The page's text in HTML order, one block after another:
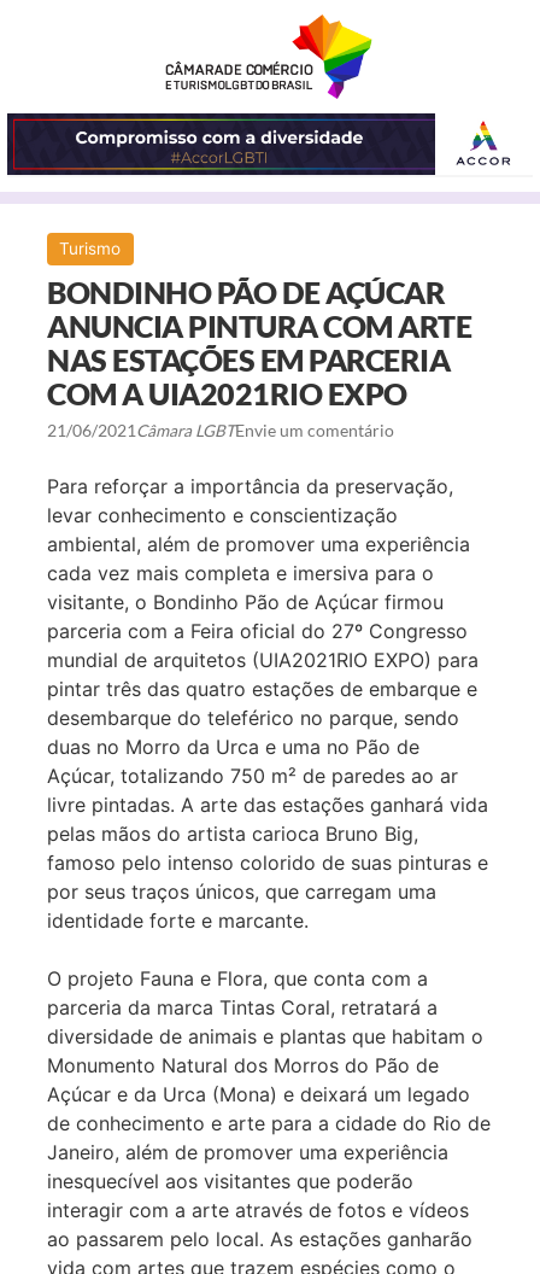
O
MENU
Turismo
BONDINHO PÃO DE AÇÚCAR
ANUNCIA PINTURA COM ARTE
NAS ESTAÇÕES EM PARCERIA
COM A UIA2021RIO EXPO
21/06/2021Câmara LGBTEnvie um comentário
Para reforçar a importância da preservação,
levar conhecimento e conscientização
ambiental, além de promover uma experiência
cada vez mais completa e imersiva para o
visitante, o Bondinho Pão de Açúcar firmou
parceria com a Feira oficial do 27º Congresso
mundial de arquitetos (UIA2021RIO EXPO) para
pintar três das quatro estações de embarque e
desembarque do teleférico no parque, sendo
duas no Morro da Urca e uma no Pão de
Açúcar, totalizando 750 m² de paredes ao ar
livre pintadas. A arte das estações ganhará vida
pelas mãos do artista carioca Bruno Big,
famoso pelo intenso colorido de suas pinturas e
por seus traços únicos, que carregam uma
identidade forte e marcante.
O projeto Fauna e Flora, que conta com a
parceria da marca Tintas Coral, retratará a
diversidade de animais e plantas que habitam o
Monumento Natural dos Morros do Pão de
Açúcar e da Urca (Mona) e deixará um legado
de conhecimento e arte para a cidade do Rio de
Janeiro, além de promover uma experiência
inesquecível aos visitantes que poderão
interagir com a arte através de fotos e vídeos
ao passarem pelo local. As estações ganharão
vida com artes que trazem espécies como o